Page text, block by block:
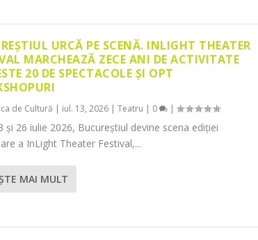
URCĂ PE SCENĂ. INLIGHT THEATER
MARCHEAZĂ ZECE ANI DE ACTIVITATE
20 DE SPECTACOLE ȘI OPT
de Cultură | iul. 13, 2026| Teatru | 0 |
și 26 iulie 2026, Bucureștiul devine scena ediției
a InLight Theater Festival,...
MAI MULT